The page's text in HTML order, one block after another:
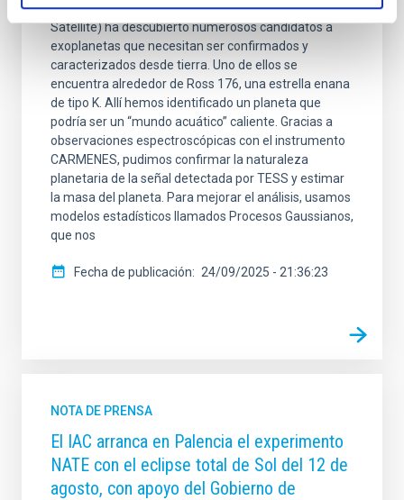
El satélite TESS (Transiting Exoplanet Survey
Satellite) ha descubierto numerosos candidatos a
exoplanetas que necesitan ser confirmados y
caracterizados desde tierra. Uno de ellos se
encuentra alrededor de Ross 176, una estrella enana
de tipo K. Allí hemos identificado un planeta que
podría ser un “mundo acuático” caliente. Gracias a
observaciones espectroscópicas con el instrumento
CARMENES, pudimos confirmar la naturaleza
planetaria de la señal detectada por TESS y estimar
la masa del planeta. Para mejorar el análisis, usamos
modelos estadísticos llamados Procesos Gaussianos,
que nos
Fecha de publicación 24/09/2025 - 21:36:23
NOTA DE PRENSA
El IAC arranca en Palencia el experimento
NATE con el eclipse total de Sol del 12 de
agosto, con apoyo del Gobierno de